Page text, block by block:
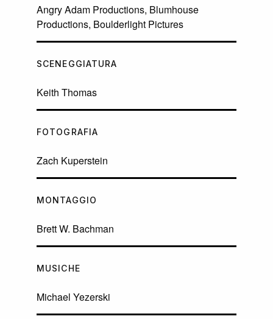
Angry Adam Productions, Blumhouse
Productions, Boulderlight Pictures
SCENEGGIATURA
Keith Thomas
FOTOGRAFIA
Zach Kuperstein
MONTAGGIO
Brett W. Bachman
MUSICHE
Michael Yezerski